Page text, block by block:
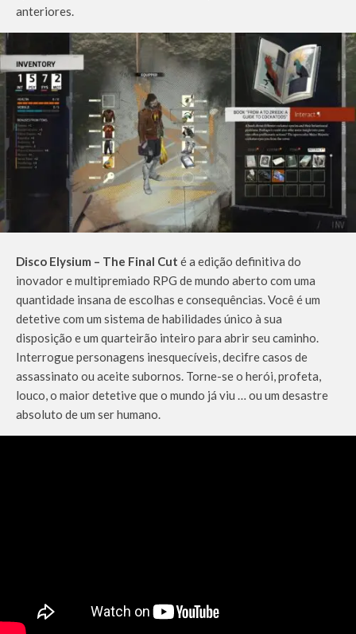
anteriores.
Disco Elysium – The Final Cut é a edição definitiva do
inovador e multipremiado RPG de mundo aberto com uma
quantidade insana de escolhas e consequências. Você é um
detetive com um sistema de habilidades único à sua
disposição e um quarteirão inteiro para abrir seu caminho.
Interrogue personagens inesquecíveis, decifre casos de
assassinato ou aceite subornos. Torne-se o herói, profeta,
louco, o maior detetive que o mundo já viu … ou um desastre
absoluto de um ser humano.